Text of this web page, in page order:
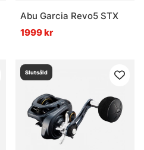
Abu Garcia Revo5 STX
1999 kr
Slutsåld